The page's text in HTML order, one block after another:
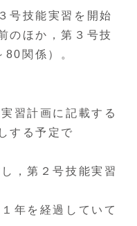
号技能実習を開始
のほか，第３号技
関係）。
習計画に記載する
する予定で
，第２号技能実習
年を経過していて